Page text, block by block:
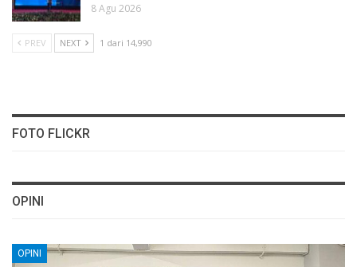
8 Agu 2026
PREV NEXT 1 dari 14,990
FOTO FLICKR
OPINI
OPINI